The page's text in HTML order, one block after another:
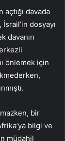
açtığı davada
İsrail’in dosyayı
davanın
önlemek için
bir
bilgi ve
müdahil